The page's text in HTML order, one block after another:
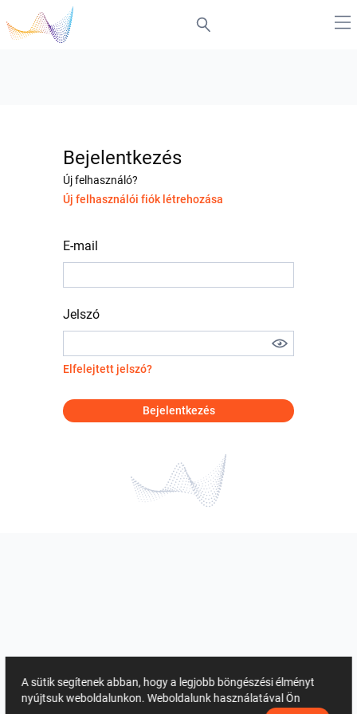
Bejelentkezés
Új felhasználó?
Új felhasználói fiók létrehozása
E-mail
Jelszó
Elfelejtett jelszó?
Bejelentkezés
A sütik segítenek abban, hogy a legjobb böngészési élményt
nyújtsuk weboldalunkon. Weboldalunk használatával Ön